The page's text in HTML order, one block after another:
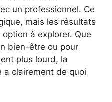
un professionnel. Ce
mais les résultats
à explorer. Que
bien-être ou pour
plus lourd, la
a clairement de quoi